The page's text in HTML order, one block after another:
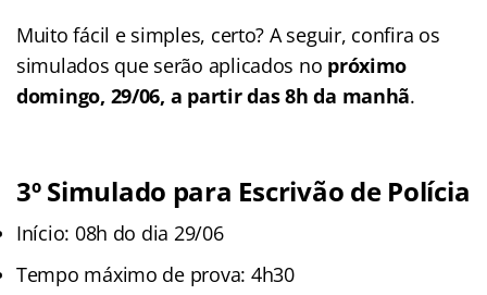
Muito fácil e simples, certo? A seguir, confira os
simulados que serão aplicados no próximo
domingo, 29/06, a partir das 8h da manhã.
3ºSimulado para Escrivão de Polícia
Início: 08h do dia 29/06
Tempo máximo de prova: 4h30